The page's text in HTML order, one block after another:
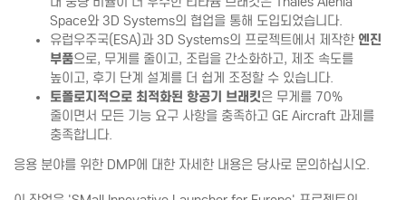
Space와 3D Systems의 협업을 통해 도입되었습니다.
유럽우주국(ESA)과 3D Systems의 프로젝트에서 제작한 엔진
부품으로, 무게를 줄이고, 조립을 간소화하고, 제조 속도를
높이고, 후기 단계 설계를 더 쉽게 조정할 수 있습니다.
토폴로지적으로 최적화된 항공기 브래킷은 무게를 70%
줄이면서 모든 기능 요구 사항을 충족하고 GE Aircraft 과제를
충족합니다.
응용 분야를 위한 DMP에 대한 자세한 내용은 당사로 문의하십시오.